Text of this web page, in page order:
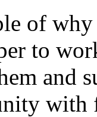
of
to
and
with